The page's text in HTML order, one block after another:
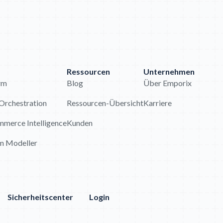
Intelligence
Modeller
Ressourcen
Blog
Ressourcen-Übersicht
Kunden
Unternehmen
Über Emporix
Karriere
Sicherheitscenter Login